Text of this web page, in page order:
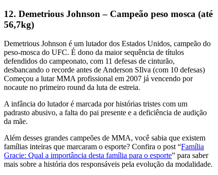
12. Demetrious Johnson – Campeão peso mosca (até
56,7kg)
Demetrious Johnson é um lutador dos Estados Unidos, campeão do
peso-mosca do UFC. É dono da maior sequência de títulos
defendidos do campeonato, com 11 defesas de cinturão,
desbancando o recorde antes de Anderson SIlva (com 10 defesas)
Começou a lutar MMA profissional em 2007 já vencendo por
nocaute no primeiro round da luta de estreia.
A infância do lutador é marcada por histórias tristes com um
padrasto abusivo, a falta do pai presente e a deficiência de audição
da mãe.
Além desses grandes campeões de MMA, você sabia que existem
famílias inteiras que marcaram o esporte? Confira o post “Família
Gracie: Qual a importância desta família para o esporte” para saber
mais sobre a história dos responsáveis pela evolução da modalidade.